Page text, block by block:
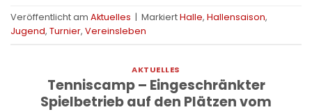
Veröffentlicht am Aktuelles | MarkiertHalle, Hallensaison,
Jugend, Turnier, Vereinsleben
AKTUELLES
Tenniscamp – Eingeschränkter
Spielbetrieb auf den Plätzen vom